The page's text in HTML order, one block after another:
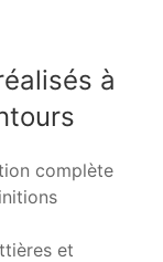
à
complète
et